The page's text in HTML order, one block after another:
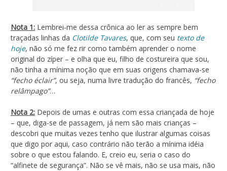
Nota 1: Lembrei-me dessa crônica ao ler as sempre bem
traçadas linhas da Clotilde Tavares, que, com seu texto de
hoje, não só me fez rir como também aprender o nome
original do zíper – e olha que eu, filho de costureira que sou,
não tinha a mínima noção que em suas origens chamava-se
“fecho éclair”, ou seja, numa livre tradução do francês, “fecho
relâmpago”…
Nota 2: Depois de umas e outras com essa criançada de hoje
– que, diga-se de passagem, já nem são mais crianças –
descobri que muitas vezes tenho que ilustrar algumas coisas
que digo por aqui, caso contrário não terão a mínima idéia
sobre o que estou falando. E, creio eu, seria o caso do
“alfinete de segurança”. Não se vê mais, não se usa mais, não